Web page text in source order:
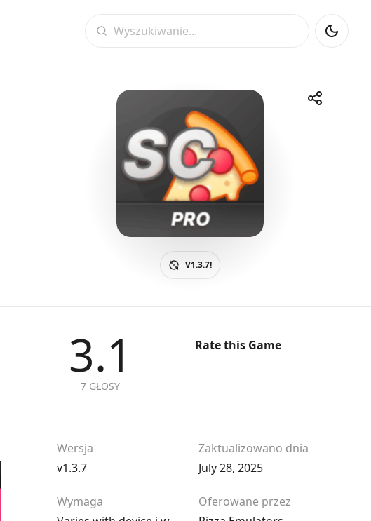
Udostępnij
TelegramFacebookWhatsApp
V1.3.7!
3.1
7 GŁOSY
Rate this Game
Wersja
v1.3.7
Zaktualizowano dnia
July 28, 2025
Wymaga
Oferowane przez